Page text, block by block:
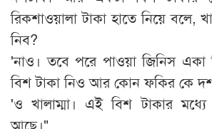
রিকশাওয়ালা টাকা হাতে নিয়ে বলে,
নিব?
'নাও। তবে পরে পাওয়া জিনিস একা
বিশ টাকা নিও আর কোন ফকির কে দশ
'ও খালাম্মা। এই বিশ টাকার
আছে।"